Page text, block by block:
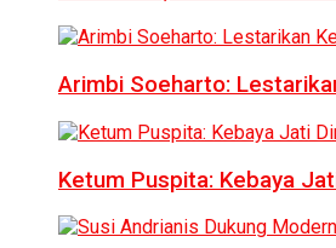
Arimbi Soeharto:
Ketum Puspita: Kebaya